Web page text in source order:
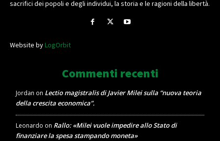
sacrifici dei popoli e degli individui, la storia e le ragioni della libertà.
Website byLogOrbit
Commenti recenti
Jordan on Lectio magistralis di Javier Milei sulla “nuova teoria
della crescita economica”.
Leonardo on Rallo: «Milei vuole impedire allo Stato di
finanziare la spesa stampando moneta»